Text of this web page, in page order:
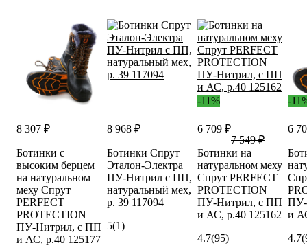
8 307 ₽
Ботинки с
высоким берцем
на натуральном
меху Спрут
PERFECT
PROTECTION
ПУ-Нитрил, с ПП
и АС, р.40 125177
8 968 ₽
Ботинки Спрут
Эталон-Электра
ПУ-Нитрил с ПП,
натуральный мех,
р. 39 117094
5(1)
-11%
6 709 ₽
7 549 ₽
Ботинки на
натуральном меху
Спрут PERFECT
PROTECTION
ПУ-Нитрил, с ПП
и АС, р.40 125162
4.7(95)
-
6
ПУ-
и
4.7